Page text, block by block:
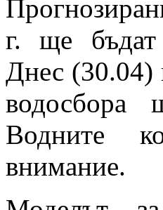
г. ще бъдат
Днес (30.04)
водосбора
Водните
внимание.